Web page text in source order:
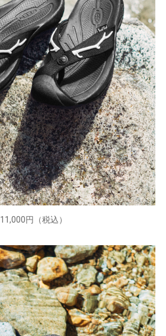
11,000円（税込）